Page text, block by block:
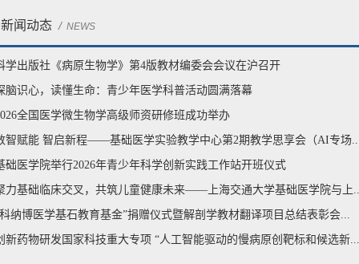
新闻动态 /NEWS
学出版社《病原生物学》第4版教材编委会会议在沪召开
脑识心，读懂生命：青少年医学科普活动圆满落幕
全国医学微生物学高级师资研修班成功举办
智赋能 智启新程——基础医学实验教学中心第2期教学思享会（AI专场
础医学院举行2026年青少年科学创新实践工作站开班仪式
力基础临床交叉，共筑儿童健康未来——上海交通大学基础医学院与上
纳博医学基石教育基金”捐赠仪式暨解剖学教材翻译项目总结表彰会...
新药物研发国家科技重大专项 “人工智能驱动的慢病原创靶标和候选新